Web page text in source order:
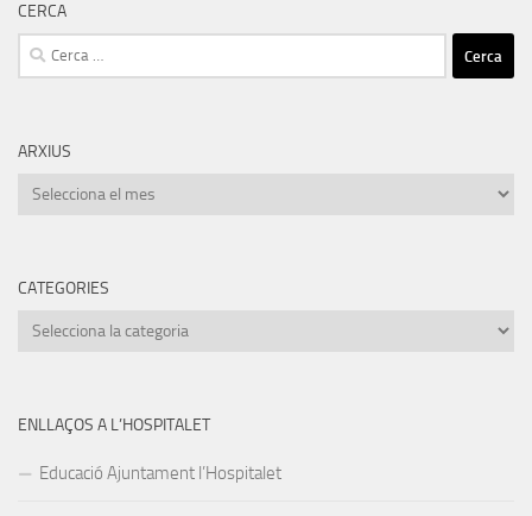
CERCA
Cerca:
ARXIUS
Arxius
CATEGORIES
Categories
ENLLAÇOS A L’HOSPITALET
Educació Ajuntament l’Hospitalet